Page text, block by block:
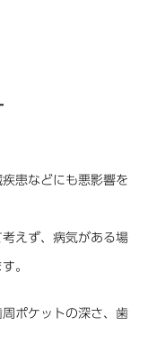
患などにも悪影響を
えず、病気がある場
。
ポケットの深さ、歯